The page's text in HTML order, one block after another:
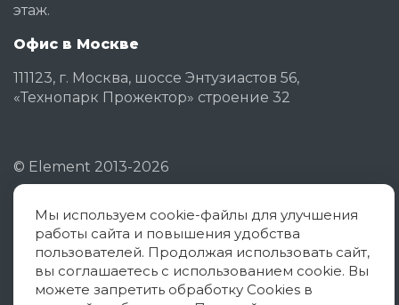
этаж.
Офис в Москве
111123, г. Москва, шоссе Энтузиастов 56,
«Технопарк Прожектор» строение 32
© Element 2013-2026
Политика конфиденциальности
Согласие на обработку ПД
Политика использования cookies
Мы используем cookie-файлы для улучшения
работы сайта и повышения удобства
пользователей. Продолжая использовать сайт,
вы соглашаетесь с использованием cookie. Вы
можете запретить обработку Cookies в